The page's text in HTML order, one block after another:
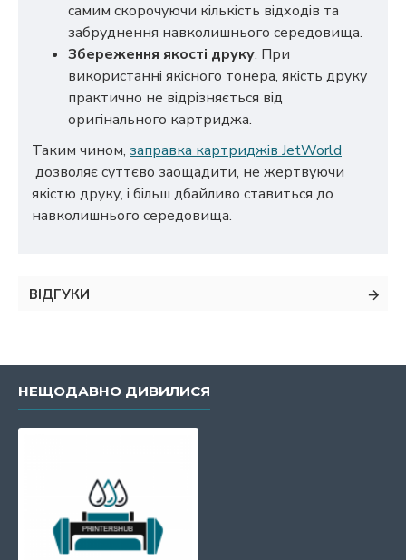
самим скорочуючи кількість відходів та
забруднення навколишнього середовища.
Збереження якості друку. При
використанні якісного тонера, якість друку
практично не відрізняється від
оригінального картриджа.
Таким чином, заправка картриджів JetWorld
дозволяє суттєво заощадити, не жертвуючи
якістю друку, і більш дбайливо ставиться до
навколишнього середовища.
ВІДГУКИ
НЕЩОДАВНО ДИВИЛИСЯ